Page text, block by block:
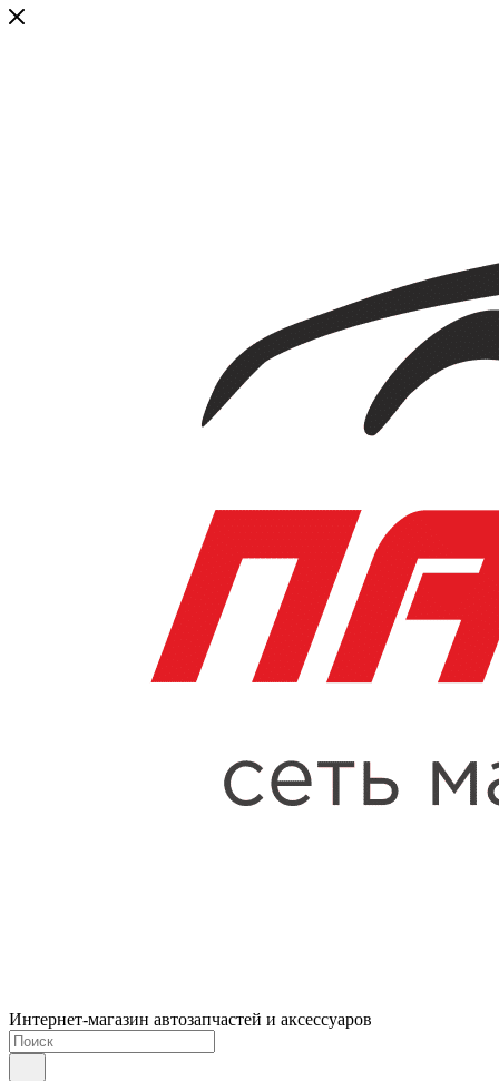
Интернет-магазин автозапчастей и аксессуаров